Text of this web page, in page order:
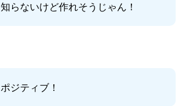
知らないけど作れそうじゃん！
ポジティブ！